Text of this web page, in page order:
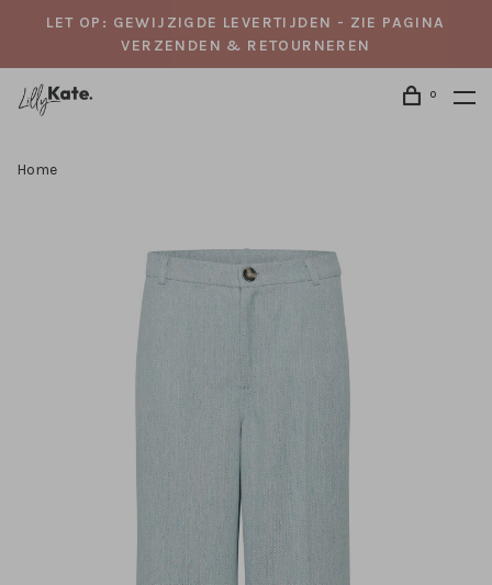
LET OP: GEWIJZIGDE LEVERTIJDEN - ZIE PAGINA
VERZENDEN & RETOURNEREN
0
Home